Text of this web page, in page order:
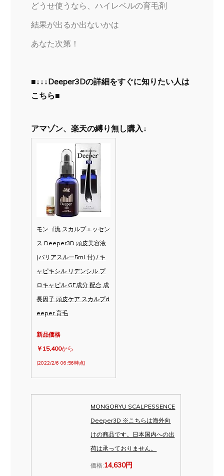
どうせ使うなら、ハイレベルの育毛剤
結果が出るか出ないかは
あなた次第！
■↓↓↓Deeper3Dの詳細をすぐに知りたい人は
こちら■
アマゾン、楽天の縛り無し購入↓
モンゴ流 スカルプエッセン
ス Deeper3D 頭皮美容液
(バリアスルー5mL付) / キ
ャピキシル リデンシル プ
ロキャピル GF成分 配合 成
長因子 頭皮ケア スカルプd
eeper 育毛
新品価格
￥15,400から
(2022/2/6 06:56時点)
MONGORYU SCALPESSENCE
Deeper3D ※こちらは海外向
けの商品です。日本国内への出
荷は承っておりません。
価格:14,630円